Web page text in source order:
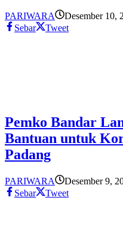
PARIWARA Desember 10,
Sebar
Tweet
Pemko Bandar
Bantuan untuk
Padang
PARIWARA Desember 9,
Sebar
Tweet